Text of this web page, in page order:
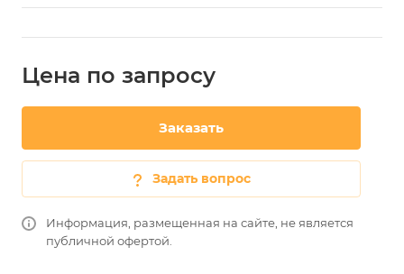
Цена по запросу
Заказать
Задать вопрос
Информация, размещенная на сайте, не является
публичной офертой.